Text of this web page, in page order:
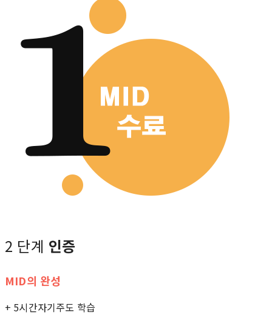
2 단계 인증
MID의 완성
+ 5시간자기주도 학습